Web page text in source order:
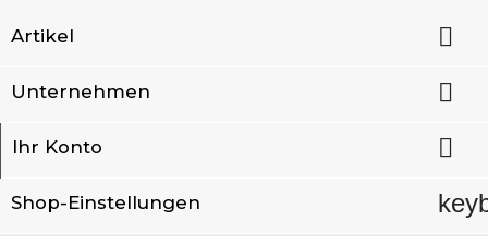
Artikel 
Unternehmen 
Ihr Konto 
Shop-Einstellungen